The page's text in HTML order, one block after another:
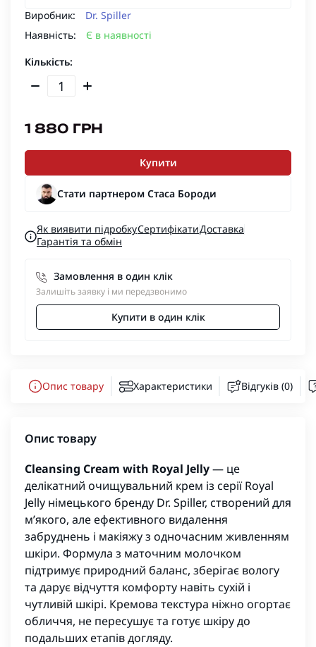
Виробник:
Dr. Spiller
Наявність:
Є в наявності
1 880 ГРН
Кількість:
Купити
Стати партнером Стаса Бороди
Як виявити підробкуСертифікатиДоставка
Гарантія та обмін
Замовлення в один клік
Залишіть заявку і ми передзвонимо
Купити в один клік
Опис товару Характеристики Відгуків (0)
Опис товару
Cleansing Cream with Royal Jelly— це
делікатний очищувальний крем із серії Royal
Jelly німецького бренду Dr. Spiller, створений для
м’якого, але ефективного видалення
забруднень і макіяжу з одночасним живленням
шкіри. Формула з маточним молочком
підтримує природний баланс, зберігає вологу
та дарує відчуття комфорту навіть сухій і
чутливій шкірі. Кремова текстура ніжно огортає
обличчя, не пересушує та готує шкіру до
подальших етапів догляду.